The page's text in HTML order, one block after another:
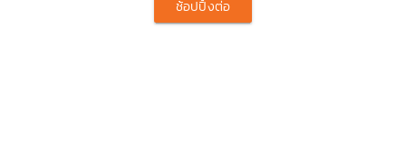
ช้อปปิ้งต่อ